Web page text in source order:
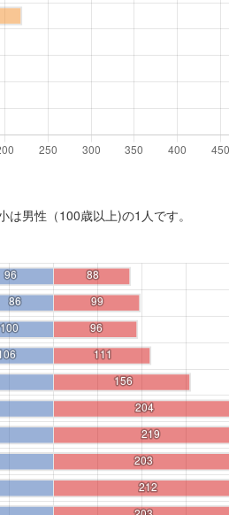
男性（100歳以上)の1人です。